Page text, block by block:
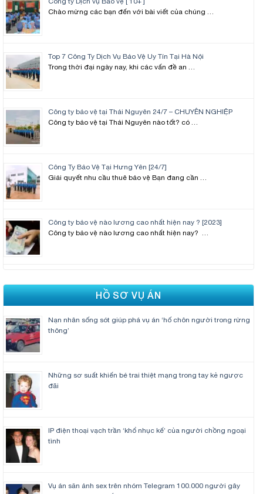
Chào mừng các bạn đến với bài viết của chúng …
Top 7 Công Ty Dịch Vụ Bảo Vệ Uy Tín Tại Hà Nội
Trong thời đại ngày nay, khi các vấn đề an …
Công ty bảo vệ tại Thái Nguyên 24/7 – CHUYÊN NGHIỆP
Công ty bảo vệ tại Thái Nguyên nào tốt? có …
Công Ty Bảo Vệ Tại Hưng Yên [24/7]
Giải quyết nhu cầu thuê bảo vệ Bạn đang cần …
Công ty bảo vệ nào lương cao nhất hiện nay ? [2023]
Công ty bảo vệ nào lương cao nhất hiện nay? …
HỒ SƠ VỤ ÁN
Nạn nhân sống sót giúp phá vụ án ‘hố chôn người trong rừng
thông’
Những sơ suất khiến bé trai thiệt mạng trong tay kẻ ngược
đãi
IP điện thoại vạch trần ‘khổ nhục kế’ của người chồng ngoại
tình
Vụ án săn ảnh sex trên nhóm Telegram 100.000 người gây